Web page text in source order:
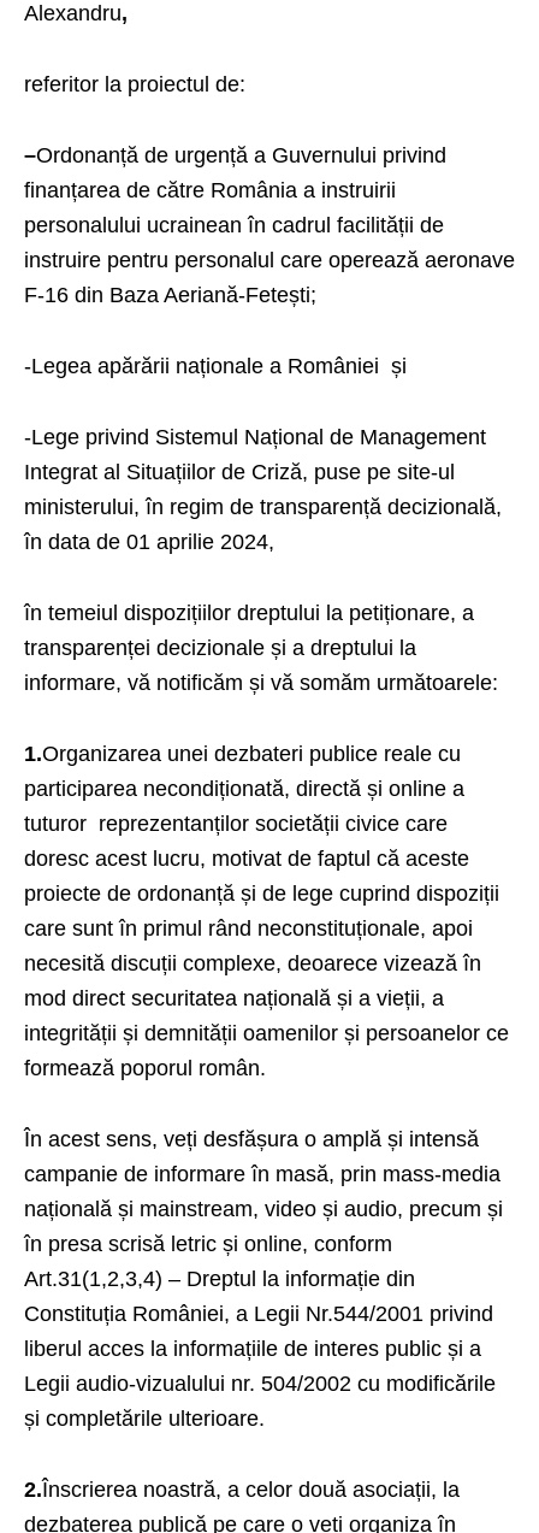
Alexandru,
referitor la proiectul de:
–Ordonanță de urgență a Guvernului privind
finanțarea de către România a instruirii
personalului ucrainean în cadrul facilității de
instruire pentru personalul care operează aeronave
F-16 din Baza Aeriană-Fetești;
-Legea apărării naționale a României și
-Lege privind Sistemul Național de Management
Integrat al Situațiilor de Criză, puse pe site-ul
ministerului, în regim de transparență decizională,
în data de 01 aprilie 2024,
în temeiul dispozițiilor dreptului la petiționare, a
transparenței decizionale și a dreptului la
informare, vă notificăm și vă somăm următoarele:
1.Organizarea unei dezbateri publice reale cu
participarea necondiționată, directă și online a
tuturor reprezentanților societății civice care
doresc acest lucru, motivat de faptul că aceste
proiecte de ordonanță și de lege cuprind dispoziții
care sunt în primul rând neconstituționale, apoi
necesită discuții complexe, deoarece vizează în
mod direct securitatea națională și a vieții, a
integrității și demnității oamenilor și persoanelor ce
formează poporul român.
În acest sens, veți desfășura o amplă și intensă
campanie de informare în masă, prin mass-media
națională și mainstream, video și audio, precum și
în presa scrisă letric și online, conform
Art.31(1,2,3,4) – Dreptul la informație din
Constituția României, a Legii Nr.544/2001 privind
liberul acces la informațiile de interes public și a
Legii audio-vizualului nr. 504/2002 cu modificările
și completările ulterioare.
2.Înscrierea noastră, a celor două asociații, la
dezbaterea publică pe care o veți organiza în